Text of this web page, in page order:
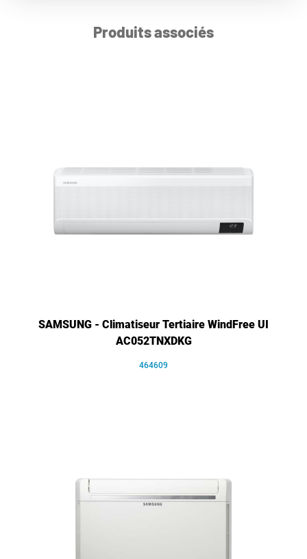
Produits associés
SAMSUNG - Climatiseur Tertiaire WindFree UI
AC052TNXDKG
464609